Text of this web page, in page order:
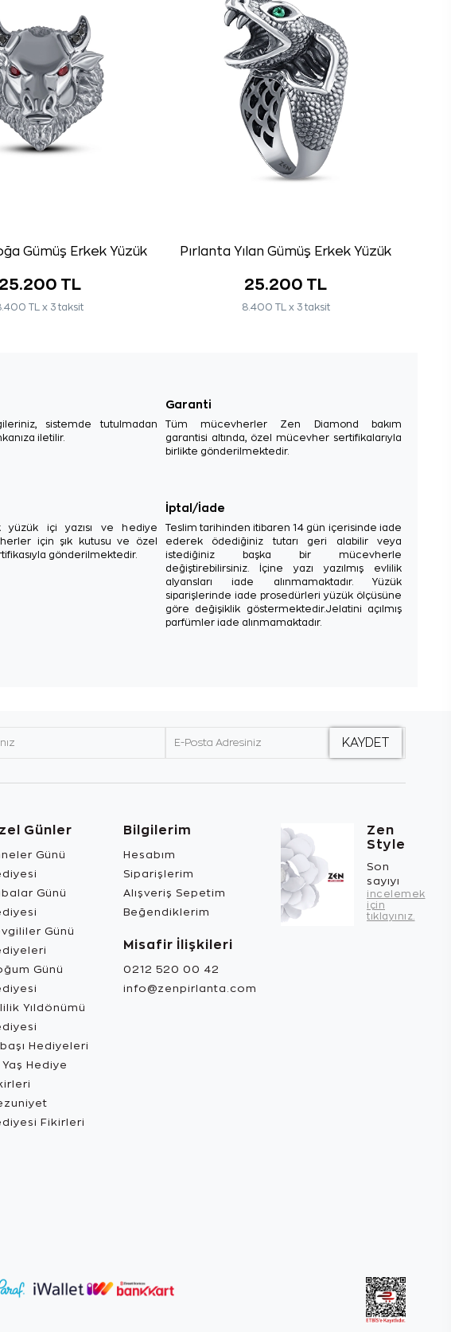
Gümüş Erkek Yüzük
25.200 TL
TL x 3 taksit
Pırlanta Yılan Gümüş Erkek Yüzük
25.200 TL
8.400 TL x 3 taksit
sistemde tutulmadan
iletilir.
Garanti
Tüm mücevherler Zen Diamond bakım
garantisi altında, özel mücevher sertifikalarıyla
birlikte gönderilmektedir.
yüzük içi yazısı ve hediye
için şık kutusu ve özel
gönderilmektedir.
İptal/İade
Teslim tarihinden itibaren 14 gün içerisinde iade
ederek ödediğiniz tutarı geri alabilir veya
istediğiniz başka bir mücevherle
değiştirebilirsiniz. İçine yazı yazılmış evlilik
alyansları iade alınmamaktadır. Yüzük
siparişlerinde iade prosedürleri yüzük ölçüsüne
göre değişiklik göstermektedir.Jelatini açılmış
parfümler iade alınmamaktadır.
Günler
Günü
Günü
Günü
Günü
Yıldönümü
Hediyeleri
Yaş Hediye
Fikirleri
Bilgilerim
Hesabım
Siparişlerim
Alışveriş Sepetim
Beğendiklerim
Misafir İlişkileri
0212 520 00 42
info@zenpirlanta.com
Zen
Style
Son
sayıyı
incelemek
için
tıklayınız.